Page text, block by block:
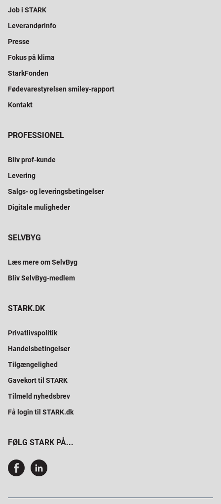
Job i STARK
Leverandørinfo
Presse
Fokus på klima
StarkFonden
Fødevarestyrelsen smiley-rapport
Kontakt
PROFESSIONEL
Bliv prof-kunde
Levering
Salgs- og leveringsbetingelser
Digitale muligheder
SELVBYG
Læs mere om SelvByg
Bliv SelvByg-medlem
STARK.DK
Privatlivspolitik
Handelsbetingelser
Tilgængelighed
Gavekort til STARK
Tilmeld nyhedsbrev
Få login til STARK.dk
FØLG STARK PÅ...